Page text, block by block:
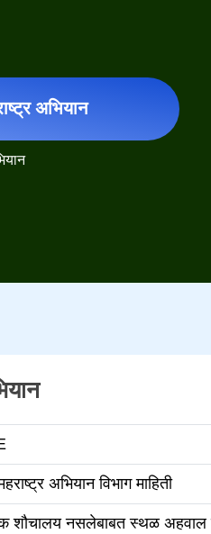
अभियान
अभियान विभाग माहिती
शौचालय नसलेबाबत स्थळ अहवाल